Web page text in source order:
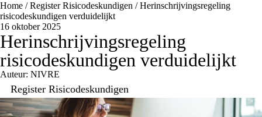
Home /Register Risicodeskundigen /Herinschrijvingsregeling
risicodeskundigen verduidelijkt
16 oktober 2025
Herinschrijvingsregeling
risicodeskundigen verduidelijkt
Auteur: NIVRE
Register Risicodeskundigen